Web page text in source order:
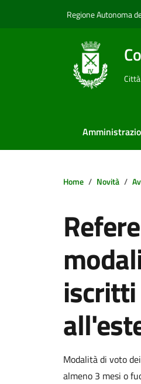
Regione Autonoma
Home Novità
Modalità di voto
almeno 3 mesi o